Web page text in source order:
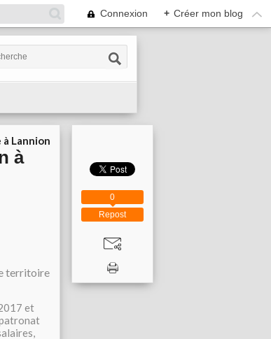
Connexion + Créer mon blog
Lannion
à
territoire
et
Repost
0